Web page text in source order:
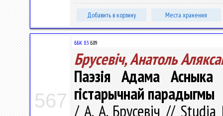
Добавить в корзину Места хранения
567
ББК 83 Б89
Брусевіч, Анатоль
Паэзія Адама Асныка
гістарычнай парадыгмы
/ А. А. Брусевіч //